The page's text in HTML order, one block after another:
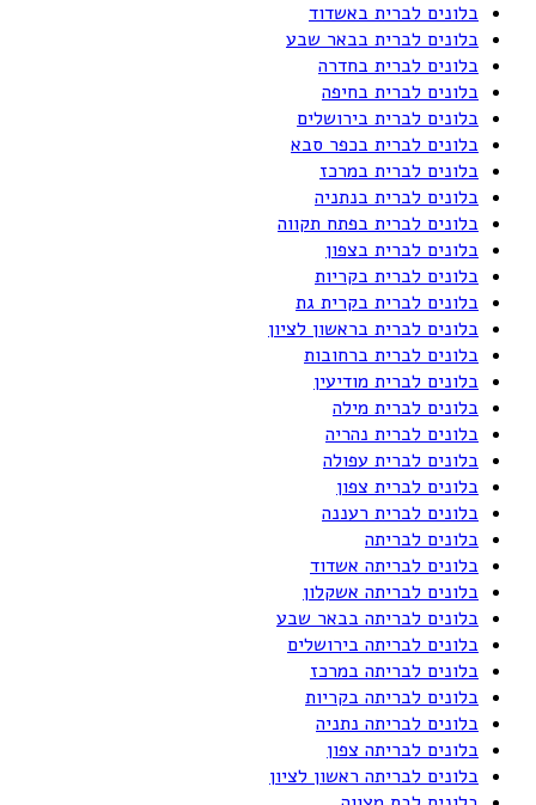
בלונים לברית באשדוד
בלונים לברית בבאר שבע
בלונים לברית בחדרה
בלונים לברית בחיפה
בלונים לברית בירושלים
בלונים לברית בכפר סבא
בלונים לברית במרכז
בלונים לברית בנתניה
בלונים לברית בפתח תקווה
בלונים לברית בצפון
בלונים לברית בקריות
בלונים לברית בקרית גת
בלונים לברית בראשון לציון
בלונים לברית ברחובות
בלונים לברית מודיעין
בלונים לברית מילה
בלונים לברית נהריה
בלונים לברית עפולה
בלונים לברית צפון
בלונים לברית רעננה
בלונים לבריתה
בלונים לבריתה אשדוד
בלונים לבריתה אשקלון
בלונים לבריתה בבאר שבע
בלונים לבריתה בירושלים
בלונים לבריתה במרכז
בלונים לבריתה בקריות
בלונים לבריתה נתניה
בלונים לבריתה צפון
בלונים לבריתה ראשון לציון